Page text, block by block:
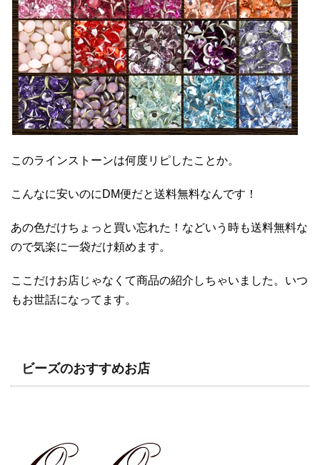
このラインストーンは何度リピしたことか。
こんなに安いのにDM便だと送料無料なんです！
あの色だけちょっと買い忘れた！などいう時も送料無料な
ので気楽に一袋だけ頼めます。
ここだけお店じゃなくて商品の紹介しちゃいました。いつ
もお世話になってます。
ビーズのおすすめお店